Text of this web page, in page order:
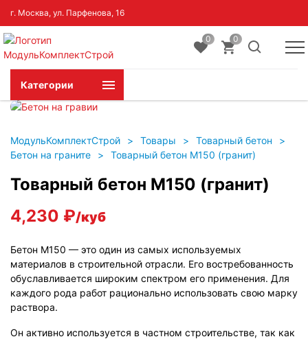
г. Москва, ул. Парфенова, 16
0 0
Категории
МодульКомплектСтрой > Товары > Товарный бетон
>
Бетон на граните
> Товарный бетон М150 (гранит)
Товарный бетон М150 (гранит)
4,230 ₽/куб
Бетон М150 — это один из самых используемых
материалов в строительной отрасли. Его востребованность
обуславливается широким спектром его применения. Для
каждого рода работ рационально использовать свою марку
раствора.
Он активно используется в частном строительстве, так как